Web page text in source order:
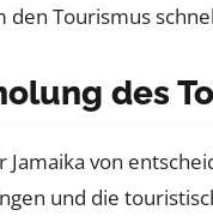
Tourismus
des
Jamaika von
und die